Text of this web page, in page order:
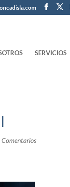
SERVICIOS
Comentarios